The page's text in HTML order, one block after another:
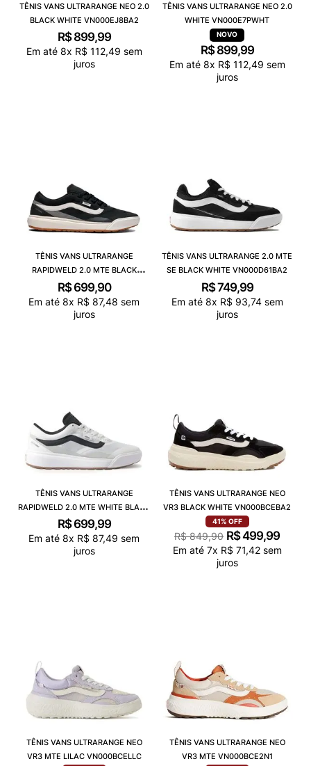
TÊNIS VANS ULTRARANGE NEO 2.0
BLACK WHITE VN000EJ8BA2
R$ 899,99
Em até 8x R$ 112,49 sem
juros
TÊNIS VANS ULTRARANGE NEO 2.0
WHITE VN000E7PWHT
R$ 899,99
Em até 8x R$ 112,49 sem
juros
TÊNIS VANS ULTRARANGE
RAPIDWELD 2.0 MTE BLACK
VN000D60BLK
R$ 699,90
Em até 8x R$ 87,48 sem
juros
TÊNIS VANS ULTRARANGE 2.0 MTE
SE BLACK WHITE VN000D61BA2
R$749,99
Em até 8x R$ 93,74sem
juros
TÊNIS VANS ULTRARANGE
RAPIDWELD 2.0 MTE WHITE BLACK
VN000D60YB2
R$ 699,99
Em até 8x R$ 87,49 sem
juros
TÊNIS VANS ULTRARANGE NEO
VR3 BLACK WHITE VN000BCEBA2
41% OFF
R$ 849,90 R$499,99
Em até 7x R$ 71,42sem
juros
TÊNIS VANS ULTRARANGE NEO
VR3 MTE LILAC VN000BCELLC
TÊNIS VANS ULTRARANGE NEO
VR3 MTE VN000BCE2N1